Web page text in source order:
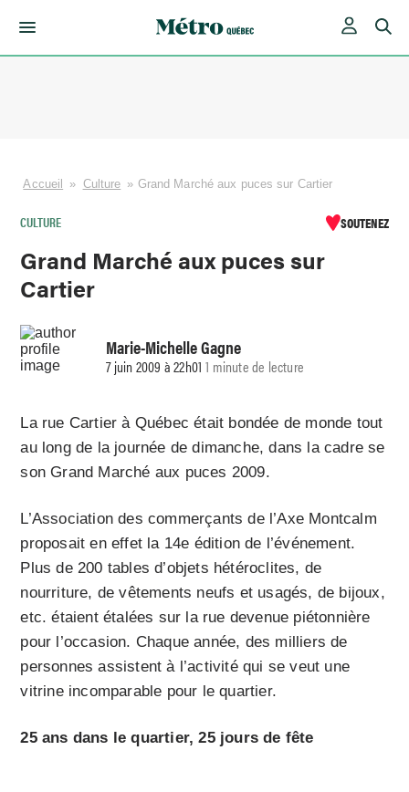
Accueil » Culture » Grand Marché aux puces sur Cartier
CULTURE SOUTENEZ
Grand Marché aux puces sur
Cartier
Marie-Michelle Gagne
7 juin 2009 à 22h01 1 minute de lecture
La rue Cartier à Québec était bondée de monde tout
au long de la journée de dimanche, dans la cadre se
son Grand Marché aux puces 2009.
L’Association des commerçants de l’Axe Montcalm
proposait en effet la 14e édition de l’événement.
Plus de 200 tables d’objets hétéroclites, de
nourriture, de vêtements neufs et usagés, de bijoux,
etc. étaient étalées sur la rue devenue piétonnière
pour l’occasion. Chaque année, des milliers de
personnes assistent à l’activité qui se veut une
vitrine incomparable pour le quartier.
25 ans dans le quartier, 25 jours de fête